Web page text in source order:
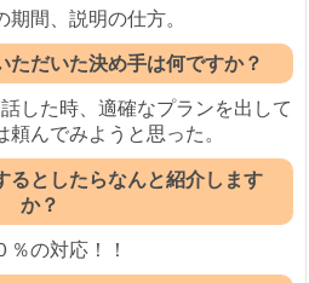
期間、説明の仕方。
ただいた決め手は何ですか？
した時、適確なプランを出して
頼んでみようと思った。
るとしたらなんと紹介します
か？
％の対応！！